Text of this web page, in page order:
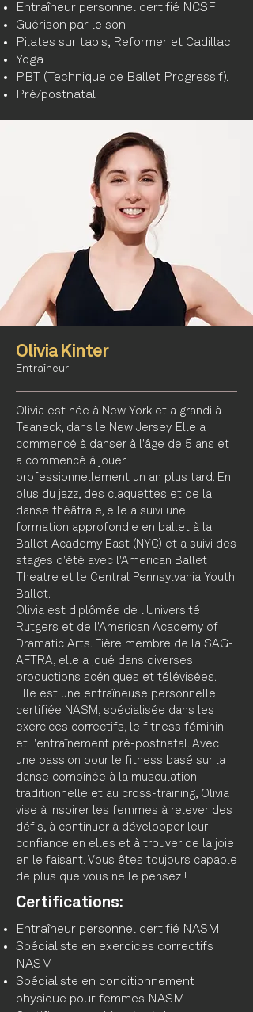
Entraîneur personnel certifié NCSF
Guérison par le son
Pilates sur tapis, Reformer et Cadillac
Yoga
PBT (Technique de Ballet Progressif).
Pré/postnatal
Olivia Kinter
Entraîneur
Olivia est née à New York et a grandi à
Teaneck, dans le New Jersey. Elle a
commencé à danser à l'âge de 5 ans et
a commencé à jouer
professionnellement un an plus tard. En
plus du jazz, des claquettes et de la
danse théâtrale, elle a suivi une
formation approfondie en ballet à la
Ballet Academy East (NYC) et a suivi des
stages d'été avec l'American Ballet
Theatre et le Central Pennsylvania Youth
Ballet.
Olivia est diplômée de l'Université
Rutgers et de l'American Academy of
Dramatic Arts. Fière membre de la SAG-
AFTRA, elle a joué dans diverses
productions scéniques et télévisées.
Elle est une entraîneuse personnelle
certifiée NASM, spécialisée dans les
exercices correctifs, le fitness féminin
et l'entraînement pré-postnatal. Avec
une passion pour le fitness basé sur la
danse combinée à la musculation
traditionnelle et au cross-training, Olivia
vise à inspirer les femmes à relever des
défis, à continuer à développer leur
confiance en elles et à trouver de la joie
en le faisant. Vous êtes toujours capable
de plus que vous ne le pensez !
Certifications:
Entraîneur personnel certifié NASM
Spécialiste en exercices correctifs
NASM
Spécialiste en conditionnement
physique pour femmes NASM